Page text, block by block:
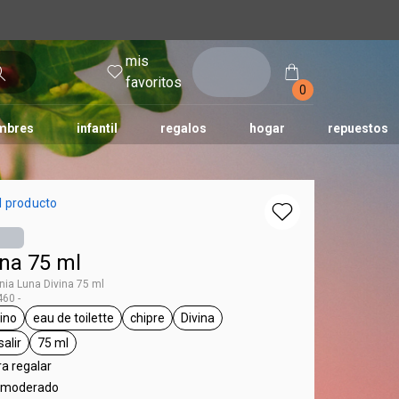
mis
favoritos
0
infantil regalos hogar repuestos
tododia una
producto
75 ml
Luna Divina 75 ml
-
femenino
general.tag eau de toilette
eau de toilette
general.tag chipre
chipre
general.tag Divina
Divina
día a día, para salir
general.tag 75 ml
75 ml
regalar